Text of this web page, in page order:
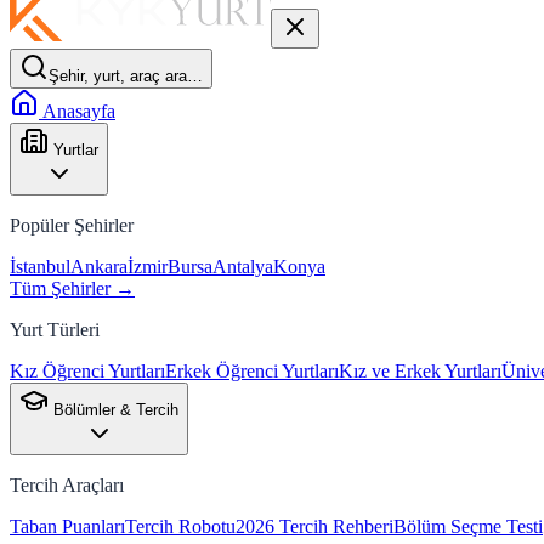
Şehir, yurt, araç ara…
Anasayfa
Yurtlar
Popüler Şehirler
İstanbulAnkaraİzmirBursaAntalyaKonya
Tüm Şehirler →
Yurt Türleri
Kız Öğrenci YurtlarıErkek Öğrenci YurtlarıKız ve Erkek Yurtları
Bölümler & Tercih
Tercih Araçları
Taban PuanlarıTercih Robotu2026 Tercih RehberiBölüm Seçme Testi